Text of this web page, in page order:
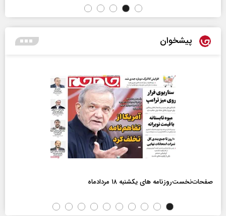
پیشخوان
صفحات‌نخست‌روزنامه ها‌ی یکشنبه ۱۸ مردادماه